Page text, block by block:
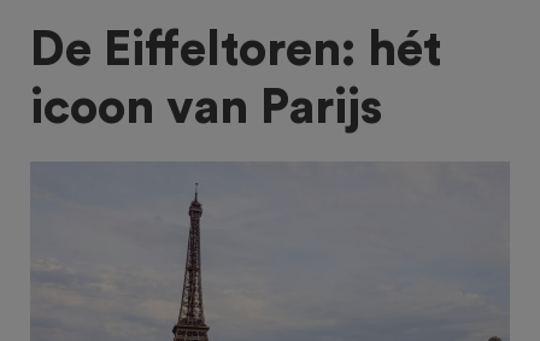
De Eiffeltoren: hét
icoon van Parijs